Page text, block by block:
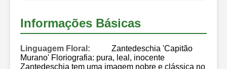
Informações Básicas
Linguagem Floral:
Zantedeschia 'Capitão
Murano' Floriografia: pura, leal, inocente
Zantedeschia tem uma imagem nobre e clássica no